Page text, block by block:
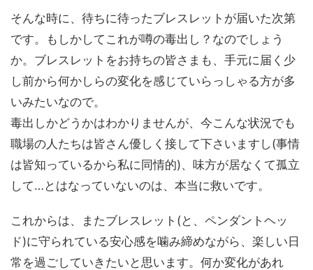
そんな時に、待ちに待ったブレスレットが届いた次第
です。もしかしてこれが噂の毒出し？なのでしょう
か。ブレスレットをお持ちの皆さまも、手元に届く少
し前から何かしらの変化を感じていらっしゃる方が多
いみたいなので。
毒出しかどうかはわかりませんが、今こんな状況でも
職場の人たちは皆さん優しく接して下さいますし(事情
は皆知っているから私に同情的)、味方が居なくて孤立
して…とはなっていないのは、本当に救いです。
これからは、またブレスレット(と、ペンダントヘッ
ド)に守られている安心感を噛み締めながら、楽しい日
常を過ごしていきたいと思います。何か変化があれ